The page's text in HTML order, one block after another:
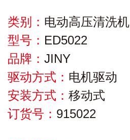
类别： 电动高压清洗机
型号： ED5022
品牌： JINY
驱动方式： 电机驱动
安装方式： 移动式
订货号： 915022